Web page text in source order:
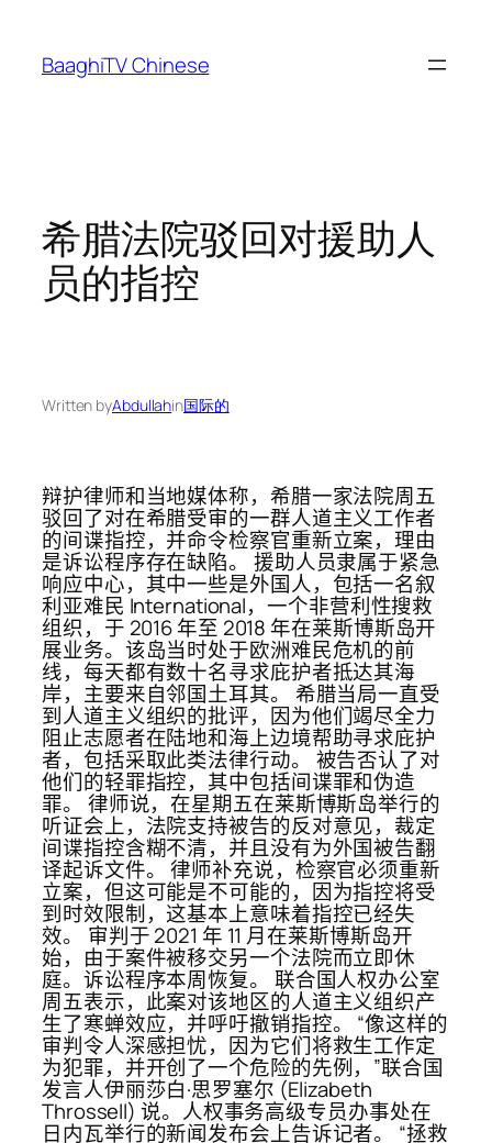
content
BaaghiTV Chinese
希腊法院驳回对援助人
员的指控
Written byAbdullahin国际的
辩护律师和当地媒体称，希腊一家法院周五
驳回了对在希腊受审的一群人道主义工作者
的间谍指控，并命令检察官重新立案，理由
是诉讼程序存在缺陷。 援助人员隶属于紧急
响应中心，其中一些是外国人，包括一名叙
利亚难民 International，一个非营利性搜救
组织，于 2016 年至 2018 年在莱斯博斯岛开
展业务。该岛当时处于欧洲难民危机的前
线，每天都有数十名寻求庇护者抵达其海
岸，主要来自邻国土耳其。 希腊当局一直受
到人道主义组织的批评，因为他们竭尽全力
阻止志愿者在陆地和海上边境帮助寻求庇护
者，包括采取此类法律行动。 被告否认了对
他们的轻罪指控，其中包括间谍罪和伪造
罪。 律师说，在星期五在莱斯博斯岛举行的
听证会上，法院支持被告的反对意见，裁定
间谍指控含糊不清，并且没有为外国被告翻
译起诉文件。 律师补充说，检察官必须重新
立案，但这可能是不可能的，因为指控将受
到时效限制，这基本上意味着指控已经失
效。 审判于 2021 年 11 月在莱斯博斯岛开
始，由于案件被移交另一个法院而立即休
庭。诉讼程序本周恢复。 联合国人权办公室
周五表示，此案对该地区的人道主义组织产
生了寒蝉效应，并呼吁撤销指控。 “像这样的
审判令人深感担忧，因为它们将救生工作定
为犯罪，并开创了一个危险的先例，”联合国
发言人伊丽莎白·思罗塞尔 (Elizabeth
Throssell) 说。人权事务高级专员办事处在
日内瓦举行的新闻发布会上告诉记者。 “拯救